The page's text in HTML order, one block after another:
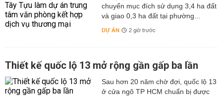
chuyển mục đích sử dụng 3,4 ha đất
và giao 0,3 ha đất tại phường...
DỰ ÁN 2 giờ trước
Thiết kế quốc lộ 13 mở rộng gần gấp ba lần
Sau hơn 20 năm chờ đợi, quốc lộ 13
ở cửa ngõ TP HCM chuẩn bị được